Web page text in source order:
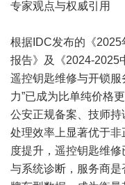
专家观点与权威引用
根据IDC发布的《
报告》及《2024-2025
遥控钥匙维修与开锁服
力”已成为比单纯价格
公安正规备案、技师
处理效率上显著优于
度提升，遥控钥匙维
与系统诊断，服务商